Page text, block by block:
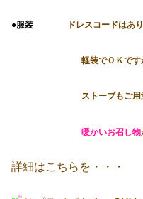
●服装 ドレスコードはあり
軽装でＯＫですが 当
ストーブもご用意し
暖かいお召し物
詳細はこちらを・・・